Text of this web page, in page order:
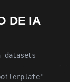
DE IA
datasets